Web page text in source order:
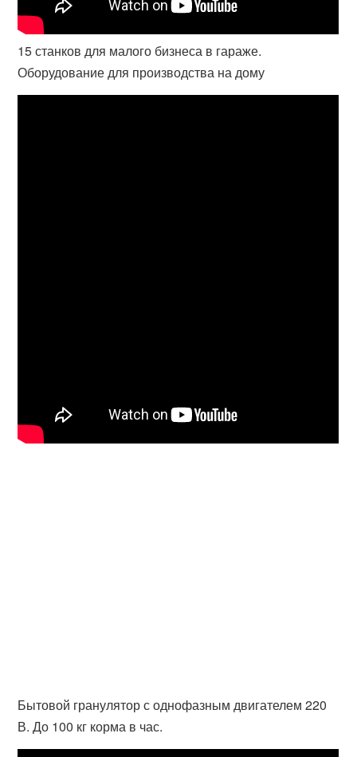
15 станков для малого бизнеса в гараже.
Оборудование для производства на дому
Бытовой гранулятор с однофазным двигателем 220
В. До 100 кг корма в час.